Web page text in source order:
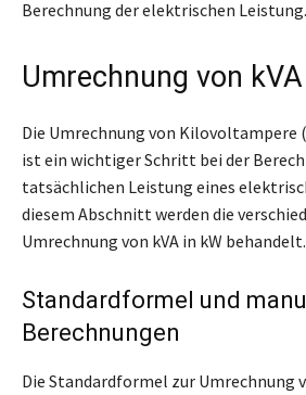
Berechnung der elektrischen Leistung.
Umrechnung von
Die Umrechnung von Kilovoltampere
ist ein wichtiger Schritt bei der
tatsächlichen Leistung eines
diesem Abschnitt werden die
Umrechnung von kVA in kW behandelt.
Standardformel und
Berechnungen
Die Standardformel zur Umrechnung